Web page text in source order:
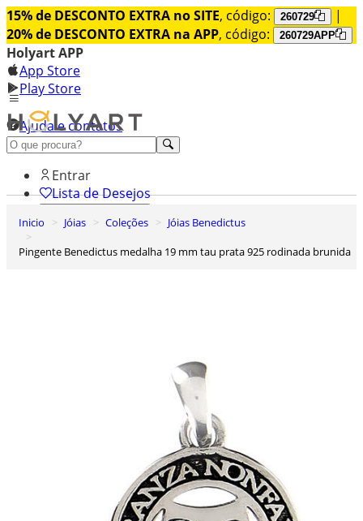
15% de DESCONTO EXTRA no SITE, código: 260729
|
20% de DESCONTO EXTRA na APP, código: 260729APP
Holyart APP
App Store
Play Store
Ajuda e contatos
Conheça premium
Entrar
Lista de Desejos
0
Inicio Jóias Coleções
Jóias Benedictus
Pingente Benedictus medalha 19 mm tau prata 925 rodinada brunida